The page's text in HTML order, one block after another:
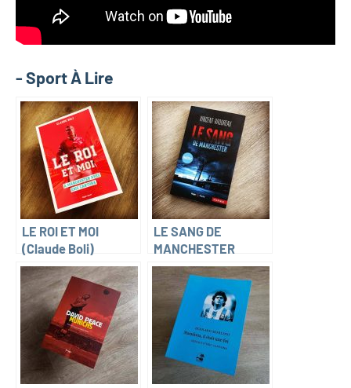
- Sport À Lire
LE ROI ET MOI
(Claude Boli)
LE SANG DE
MANCHESTER
(Vincent Radureau)